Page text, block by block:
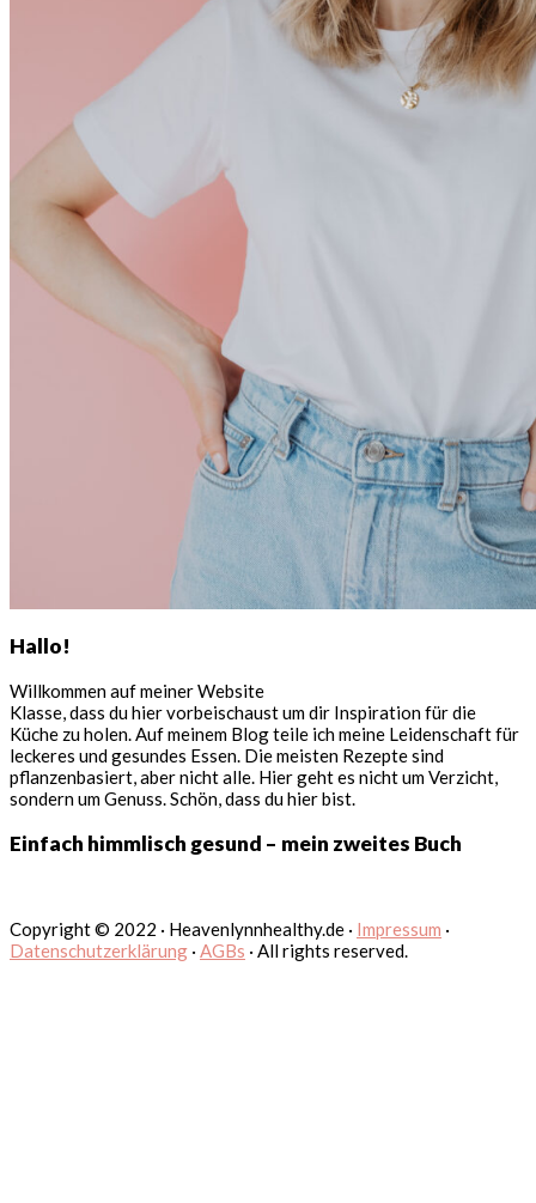
Hallo!
Willkommen auf meiner Website
Klasse, dass du hier vorbeischaust um dir Inspiration für die
Küche zu holen. Auf meinem Blog teile ich meine Leidenschaft für
leckeres und gesundes Essen. Die meisten Rezepte sind
pflanzenbasiert, aber nicht alle. Hier geht es nicht um Verzicht,
sondern um Genuss. Schön, dass du hier bist.
Einfach himmlisch gesund – mein zweites Buch
Copyright © 2022 · Heavenlynnhealthy.de · Impressum ·
Datenschutzerklärung · AGBs · All rights reserved.